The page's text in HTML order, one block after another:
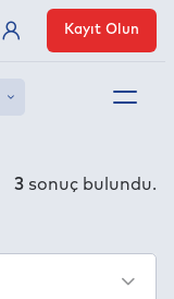
Üye Girişi
Kayıt Olun
3 sonuç bulundu.